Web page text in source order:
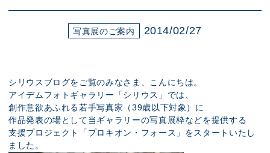
写真展のご案内 2014/02/27
シリウスブログをご覧のみなさま、こんにちは。
アイデムフォトギャラリー「シリウス」では、
創作意欲あふれる若手写真家（39歳以下対象）に
作品発表の場として当ギャラリーの写真展枠などを提供する
支援プロジェクト「プロキオン・フォース」をスタートいたし
ました。
ブログ